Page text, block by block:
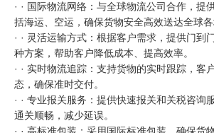
· · 国际物流网络：与全球物流公司合作，提
括海运、空运，确保货物安全高效送达全球各
· · 灵活运输方式：根据客户需求，提供门到
种方案，帮助客户降低成本、提高效率。
· · 实时物流追踪：支持货物的实时跟踪，客
态，确保准时交付。
· · 专业报关服务：提供快速报关和关税咨询
通关顺畅，减少延误。